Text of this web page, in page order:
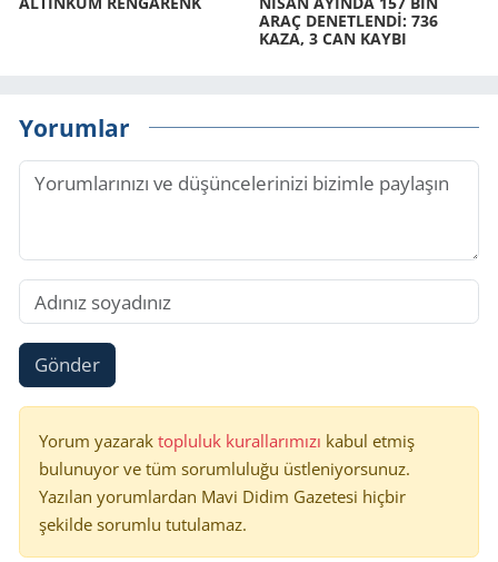
ARAÇ DE­NET­LENDİ: 736
KAZA, 3 CAN KAYBI
Yorumlar
Gönder
Yorum yazarak topluluk kurallarımızı kabul etmiş
bulunuyor ve tüm sorumluluğu üstleniyorsunuz.
Yazılan yorumlardan Mavi Didim Gazetesi hiçbir
şekilde sorumlu tutulamaz.